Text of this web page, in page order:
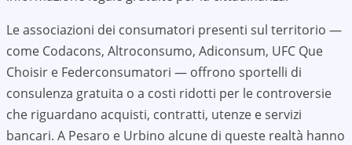
Le associazioni dei consumatori presenti sul territorio —
come Codacons, Altroconsumo, Adiconsum, UFC Que
Choisir e Federconsumatori — offrono sportelli di
consulenza gratuita o a costi ridotti per le controversie
che riguardano acquisti, contratti, utenze e servizi
bancari. A Pesaro e Urbino alcune di queste realtà hanno